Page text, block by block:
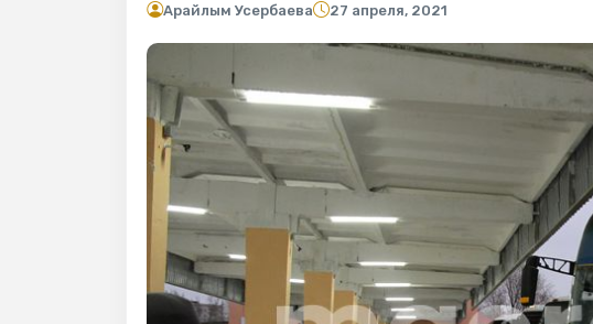
Арайлым Усербаева 27 апреля, 2021